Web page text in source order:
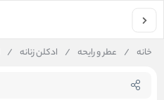
خانه / عطر و رایحه / ادکلن زنانه /